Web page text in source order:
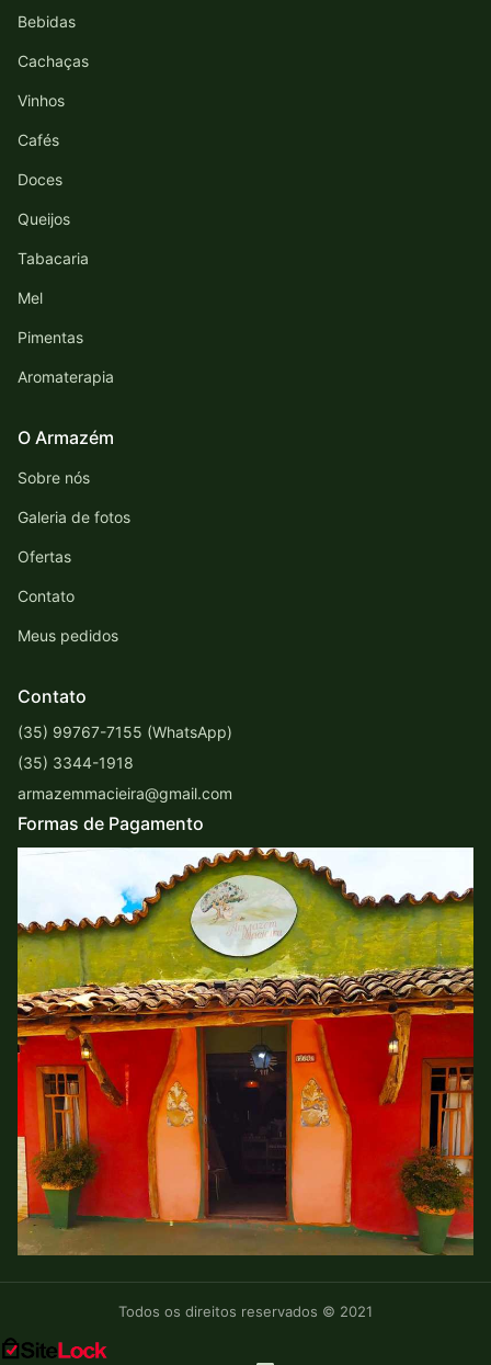
Bebidas
Cachaças
Vinhos
Cafés
Doces
Queijos
Tabacaria
Mel
Pimentas
Aromaterapia
O Armazém
Sobre nós
Galeria de fotos
Ofertas
Contato
Meus pedidos
Contato
(35) 99767-7155 (WhatsApp)
(35) 3344-1918
armazemmacieira@gmail.com
Formas de Pagamento
Todos os direitos reservados © 2021